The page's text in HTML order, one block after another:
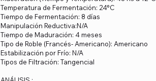
Temperatura de Fermentación: 24°C
Tiempo de Fermentación: 8 días
Manipulación Reductiva:N/A
Tiempo de Maduración: 4 meses
Tipo de Roble (Francés- Americano): Americano
Estabilización por Frío: N/A
Tipos de Filtración: Tangencial